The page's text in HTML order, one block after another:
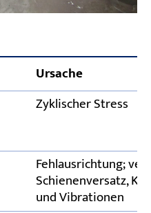
Ursache
Zyklischer Stress
Fehlausrichtung;
Schienenversatz,
und Vibrationen